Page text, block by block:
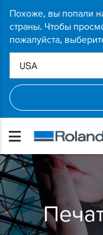
Похоже, вы попали
страны. Чтобы
пожалуйста,